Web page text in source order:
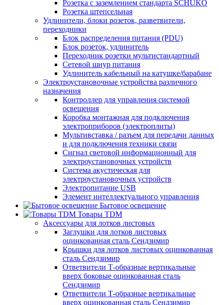
Розетка с заземлением стандарта SCHUKO
Розетка штепсельная
Удлинители, блоки розеток, разветвители,
переходники
Блок распределения питания (PDU)
Блок розеток, удлинитель
Переходник розетки мультистандартный
Сетевой шнур питания
Удлинитель кабельный на катушке/барабане
Электроустановочные устройства различного
назначения
Контроллер для управления системой
освещения
Коробка монтажная для подключения
электроприборов (электроплиты)
Мультивставка / разъем для передачи данных
и для подключения техники связи
Сигнал световой информационный для
электроустановочных устройств
Система акустическая для
электроустановочных устройств
Электропитание USB
Элемент интеллектуального управления
Бытовое освещение
Товары TDM
Аксессуары для лотков листовых
Заглушки для лотков листовых
оцинкованная сталь Сендзимир
Крышки для лотков листовых оцинкованная
сталь Сендзимир
Ответвители Т-образные вертикальные
вверх боковые оцинкованная сталь
Сендзимир
Ответвители Т-образные вертикальные
вверх оцинкованная сталь Сендзимир